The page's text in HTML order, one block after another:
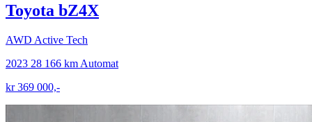
Toyota bZ4X
AWD Active Tech
2023 28 166 km Automat
kr 369 000,-